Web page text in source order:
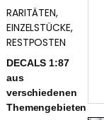
RARITÄTEN,
EINZELSTÜCKE,
RESTPOSTEN
DECALS 1:87
aus
verschiedenen
Themengebieten